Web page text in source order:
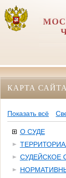
КАРТА САЙТА
Показать всё
О СУДЕ
СУДЕЙСКОЕ